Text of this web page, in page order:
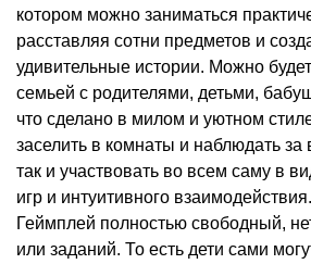
котором можно заниматься
расставляя сотни предметов и
удивительные истории. Можно
семьей с родителями, детьми,
что сделано в милом и уютном
заселить в комнаты и наблюдать за
так и участвовать во всем саму в
игр и интуитивного взаимодействия.
Геймплей полностью свободный,
или заданий. То есть дети сами